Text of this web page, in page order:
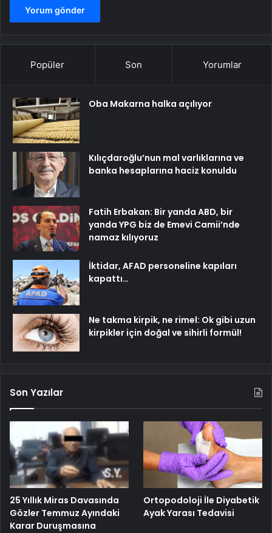
Popüler Son Yorumlar
Oba Makarna halka açılıyor
Kılıçdaroğlu’nun mal varlıklarına ve
banka hesaplarına haciz konuldu
Fatih Erbakan: Bir yanda ABD, bir
yanda YPG biz de Emevi Camii’nde
namaz kılıyoruz
İktidar, AFAD personeline kapıları
kapattı…
Ne takma kirpik, ne rimel: Ok gibi uzun
kirpikler için doğal ve sihirli formül!
Son Yazılar
25 Yıllık Miras Davasında
Gözler Temmuz Ayındaki
Karar Duruşmasına
Ortopodoloji İle Diyabetik
Ayak Yarası Tedavisi